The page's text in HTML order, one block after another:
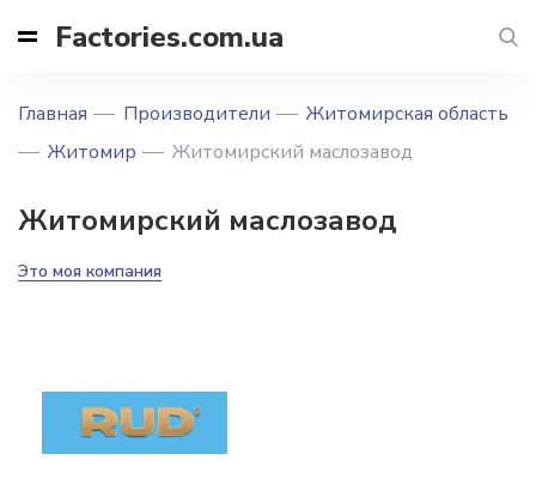
Factories.com.ua
Главная Производители
Житомирская область
Житомир
Житомирский маслозавод
Житомирский маслозавод
Это моя компания